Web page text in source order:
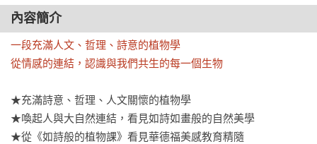
內容簡介
一段充滿人文、哲理、詩意的植物學
從情感的連結，認識與我們共生的每一個生物
★充滿詩意、哲理、人文關懷的植物學
★喚起人與大自然連結，看見如詩如畫般的自然美學
★從《如詩般的植物課》看見華德福美感教育精隨